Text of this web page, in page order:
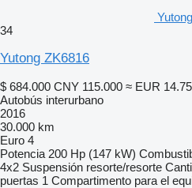
34
Yutong ZK6816
$ 684.000 CNY 115.000 ≈ EUR
Autobús interurbano
2016
30.000 km
Euro 4
Potencia 200 Hp (147 kW)
4x2 Suspensión resorte/resorte
puertas 1 Compartimento para el